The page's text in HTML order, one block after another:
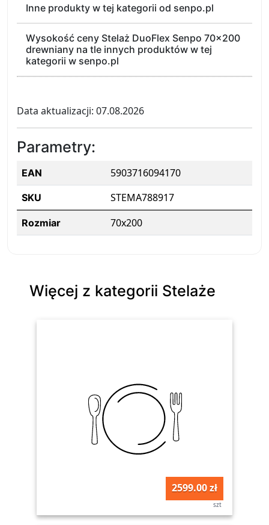
Inne produkty w tej kategorii od senpo.pl
Wysokość ceny Stelaż DuoFlex Senpo 70x200
drewniany na tle innych produktów w tej
kategorii w senpo.pl
Data aktualizacji: 07.08.2026
Parametry:
EAN 5903716094170
SKU STEMA788917
Rozmiar 70x200
Więcej z kategorii Stelaże
2599.00 zł
szt